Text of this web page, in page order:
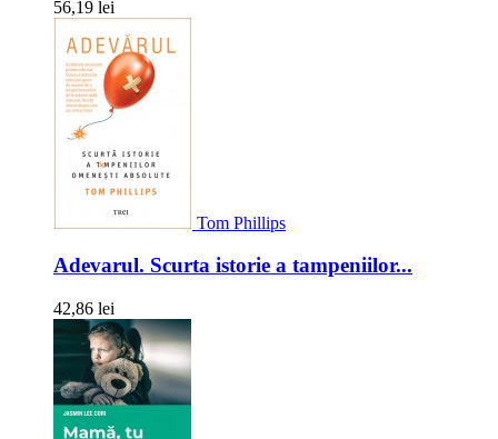
56,19 lei
Tom Phillips
Adevarul. Scurta istorie a tampeniilor...
42,86 lei